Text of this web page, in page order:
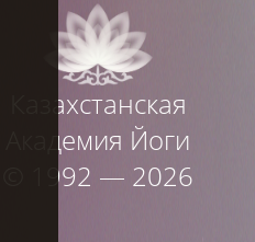
Казахстанская
Академия Йоги
© 1992 — 2026